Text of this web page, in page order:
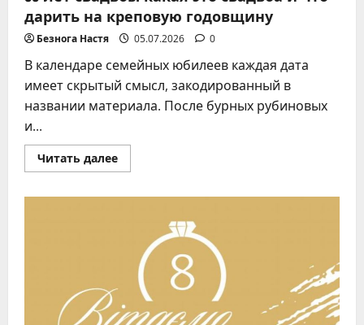
дарить на креповую годовщину
Безнога Настя 05.07.2026 0
В календаре семейных юбилеев каждая дата
имеет скрытый смысл, закодированный в
названии материала. После бурных рубиновых
и...
Читать далееПрочитать
больше
свадьба
дарить
на
креповую
годовщину